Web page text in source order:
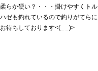
柔らか硬い？・・・掛けやすくト
ハゼも釣れているので釣りがてら
お待ちしております<(_ _)>